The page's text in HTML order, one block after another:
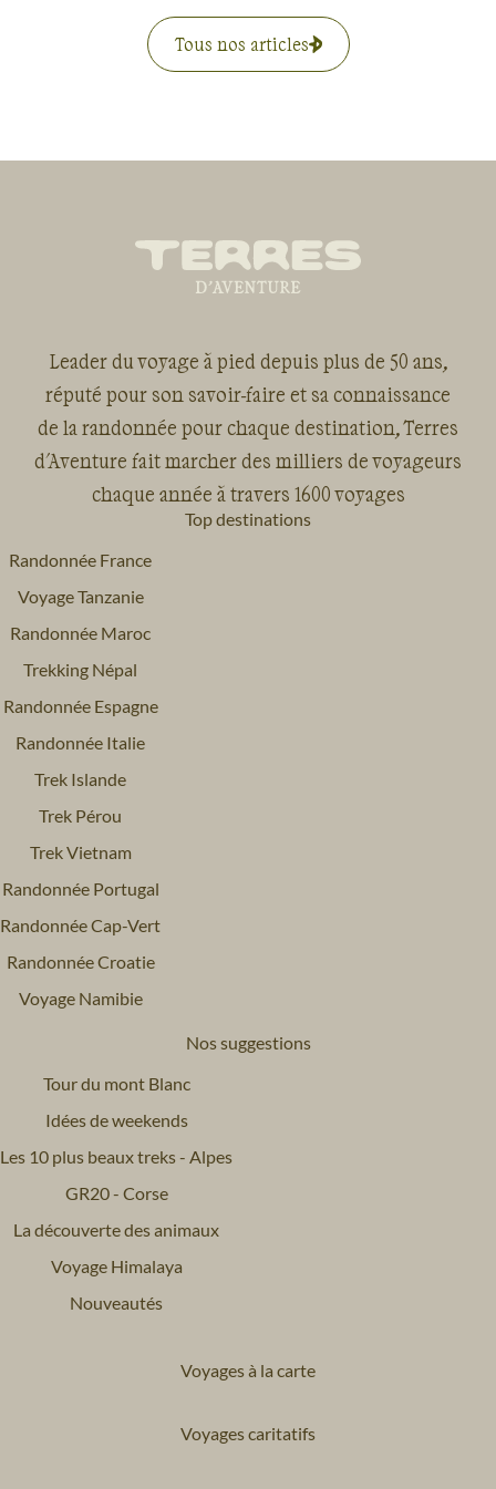
Tous nos articles
Leader du voyage à pied depuis plus de 50 ans,
réputé pour son savoir-faire et sa connaissance
de la randonnée pour chaque destination, Terres
d'Aventure fait marcher des milliers de voyageurs
chaque année à travers 1600 voyages
Top destinations
Randonnée France
Voyage Tanzanie
Randonnée Maroc
Trekking Népal
Randonnée Espagne
Randonnée Italie
Trek Islande
Trek Pérou
Trek Vietnam
Randonnée Portugal
Randonnée Cap-Vert
Randonnée Croatie
Voyage Namibie
Nos suggestions
Tour du mont Blanc
Idées de weekends
Les 10 plus beaux treks - Alpes
GR20 - Corse
La découverte des animaux
Voyage Himalaya
Nouveautés
Voyages à la carte
Voyages caritatifs